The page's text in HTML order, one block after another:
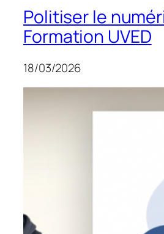
Politiser le
Formation UVED
18/03/2026